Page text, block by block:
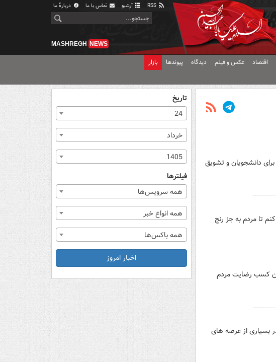
آرشیو تماس با ما دربارهٔ ما
MASHREGH NEWS
اقتصاد عکس و فیلم دیدگاه پیوندها بازار
دانشجویان و تشویق
تا مردم به جز رنج
کسب رضایت مردم
بسیاری از عرصه های
تاریخ
24
خرداد
1405
فیلترها
همه سرویس‌ها
همه انواع خبر
همه باکس‌ها
اخبار امروز